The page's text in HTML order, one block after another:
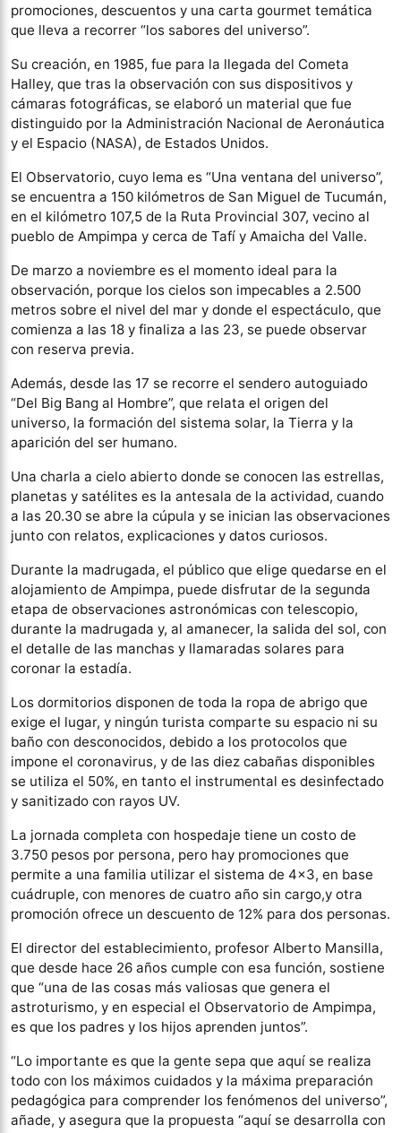
promociones, descuentos y una carta gourmet temática
que lleva a recorrer “los sabores del universo”.
Su creación, en 1985, fue para la llegada del Cometa
Halley, que tras la observación con sus dispositivos y
cámaras fotográficas, se elaboró un material que fue
distinguido por la Administración Nacional de Aeronáutica
y el Espacio (NASA), de Estados Unidos.
El Observatorio, cuyo lema es “Una ventana del universo”,
se encuentra a 150 kilómetros de San Miguel de Tucumán,
en el kilómetro 107,5 de la Ruta Provincial 307, vecino al
pueblo de Ampimpa y cerca de Tafí y Amaicha del Valle.
De marzo a noviembre es el momento ideal para la
observación, porque los cielos son impecables a 2.500
metros sobre el nivel del mar y donde el espectáculo, que
comienza a las 18 y finaliza a las 23, se puede observar
con reserva previa.
Además, desde las 17 se recorre el sendero autoguiado
“Del Big Bang al Hombre”, que relata el origen del
universo, la formación del sistema solar, la Tierra y la
aparición del ser humano.
Una charla a cielo abierto donde se conocen las estrellas,
planetas y satélites es la antesala de la actividad, cuando
a las 20.30 se abre la cúpula y se inician las observaciones
junto con relatos, explicaciones y datos curiosos.
Durante la madrugada, el público que elige quedarse en el
alojamiento de Ampimpa, puede disfrutar de la segunda
etapa de observaciones astronómicas con telescopio,
durante la madrugada y, al amanecer, la salida del sol, con
el detalle de las manchas y llamaradas solares para
coronar la estadía.
Los dormitorios disponen de toda la ropa de abrigo que
exige el lugar, y ningún turista comparte su espacio ni su
baño con desconocidos, debido a los protocolos que
impone el coronavirus, y de las diez cabañas disponibles
se utiliza el 50%, en tanto el instrumental es desinfectado
y sanitizado con rayos UV.
La jornada completa con hospedaje tiene un costo de
3.750 pesos por persona, pero hay promociones que
permite a una familia utilizar el sistema de 4×3, en base
cuádruple, con menores de cuatro año sin cargo,y otra
promoción ofrece un descuento de 12% para dos personas.
El director del establecimiento, profesor Alberto Mansilla,
que desde hace 26 años cumple con esa función, sostiene
que “una de las cosas más valiosas que genera el
astroturismo, y en especial el Observatorio de Ampimpa,
es que los padres y los hijos aprenden juntos”.
“Lo importante es que la gente sepa que aquí se realiza
todo con los máximos cuidados y la máxima preparación
pedagógica para comprender los fenómenos del universo”,
añade, y asegura que la propuesta “aquí se desarrolla con